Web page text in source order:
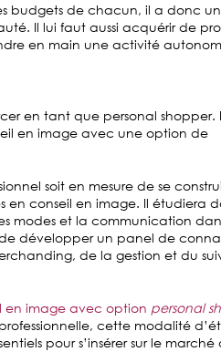
budgets de chacun, il a donc
Il lui faut aussi acquérir de
en main une activité
en tant que personal shopper.
en image avec une option de
soit en mesure de se
conseil en image. Il étudiera
modes et la communication
développer un panel de
de la gestion et du
en image avec option personal
cette modalité
pour s’insérer sur le marché